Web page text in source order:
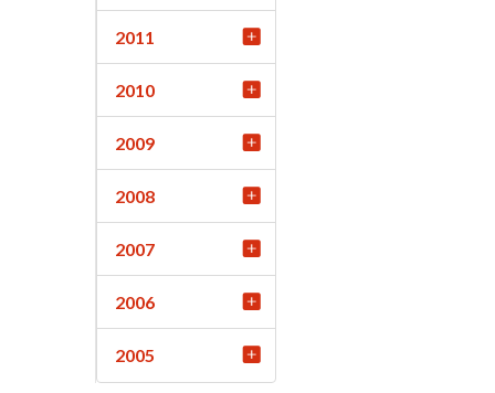
2011
2010
2009
2008
2007
2006
2005